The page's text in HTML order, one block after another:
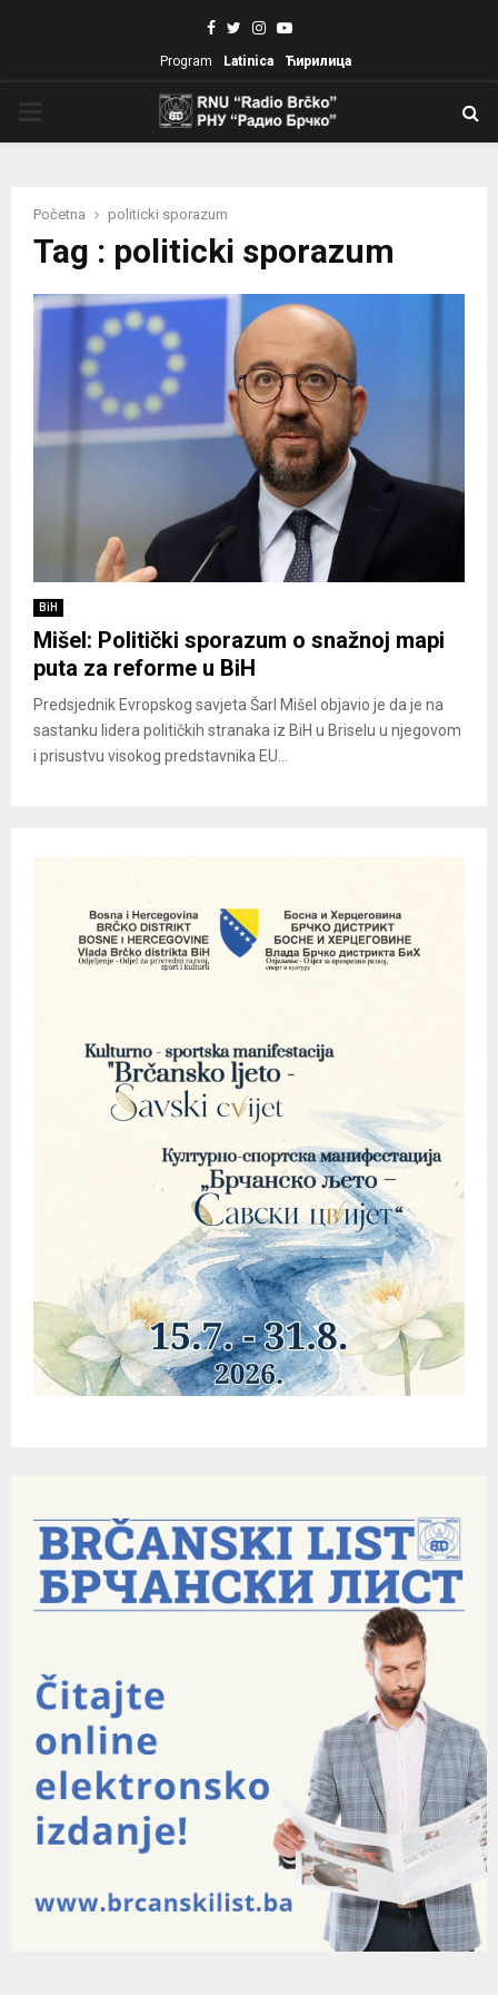
Facebook
TwitterInstagram
Youtube
Program Latinica Ћирилица
Početna politicki sporazum
Tag : politicki sporazum
BiH
Mišel: Politički sporazum o snažnoj mapi
puta za reforme u BiH
Predsjednik Evropskog savjeta Šarl Mišel objavio je da je na
sastanku lidera političkih stranaka iz BiH u Briselu u njegovom
i prisustvu visokog predstavnika EU...